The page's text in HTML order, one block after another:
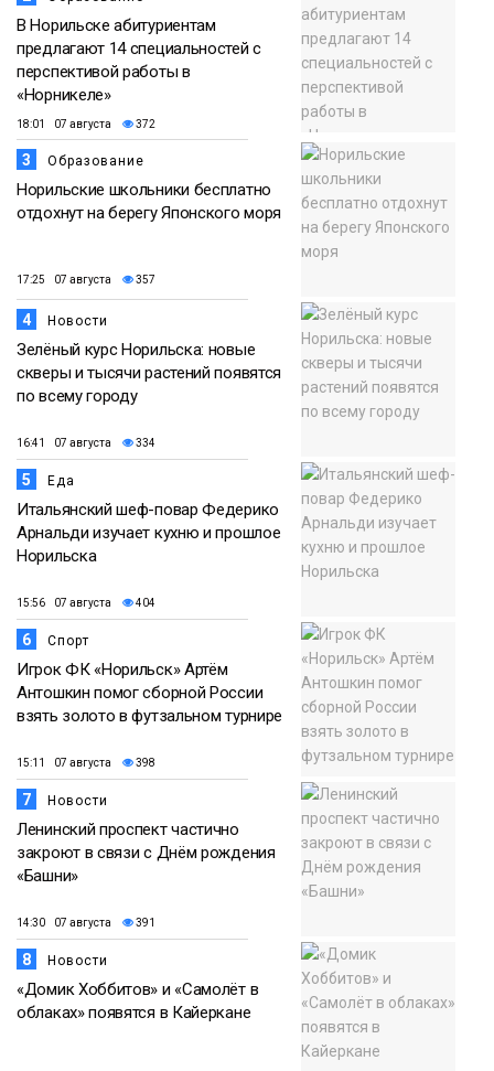
В Норильске абитуриентам
предлагают 14 специальностей с
перспективой работы в
«Норникеле»
18:01 07 августа 372
3 Образование
Норильские школьники бесплатно
отдохнут на берегу Японского моря
17:25 07 августа 357
4 Новости
Зелёный курс Норильска: новые
скверы и тысячи растений появятся
по всему городу
16:41 07 августа 334
5 Еда
Итальянский шеф-повар Федерико
Арнальди изучает кухню и прошлое
Норильска
15:56 07 августа 404
6 Спорт
Игрок ФК «Норильск» Артём
Антошкин помог сборной России
взять золото в футзальном турнире
15:11 07 августа 398
7 Новости
Ленинский проспект частично
закроют в связи с Днём рождения
«Башни»
14:30 07 августа 391
8 Новости
«Домик Хоббитов» и «Самолёт в
облаках» появятся в Кайеркане